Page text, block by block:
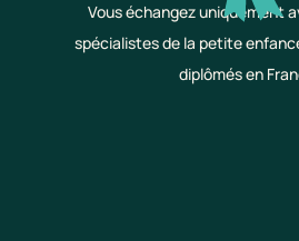
Vous échangez uniquement
spécialistes de la petite
diplômés en